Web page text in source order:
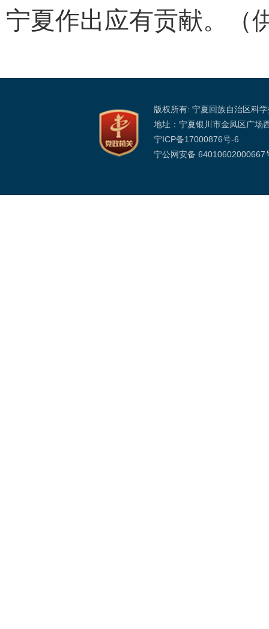
宁夏作出应有贡献。（
版权所有: 宁夏回族自治区科
地址：宁夏银川市金凤区广场
宁ICP备17000876号-6
宁公网安备 64010602000667